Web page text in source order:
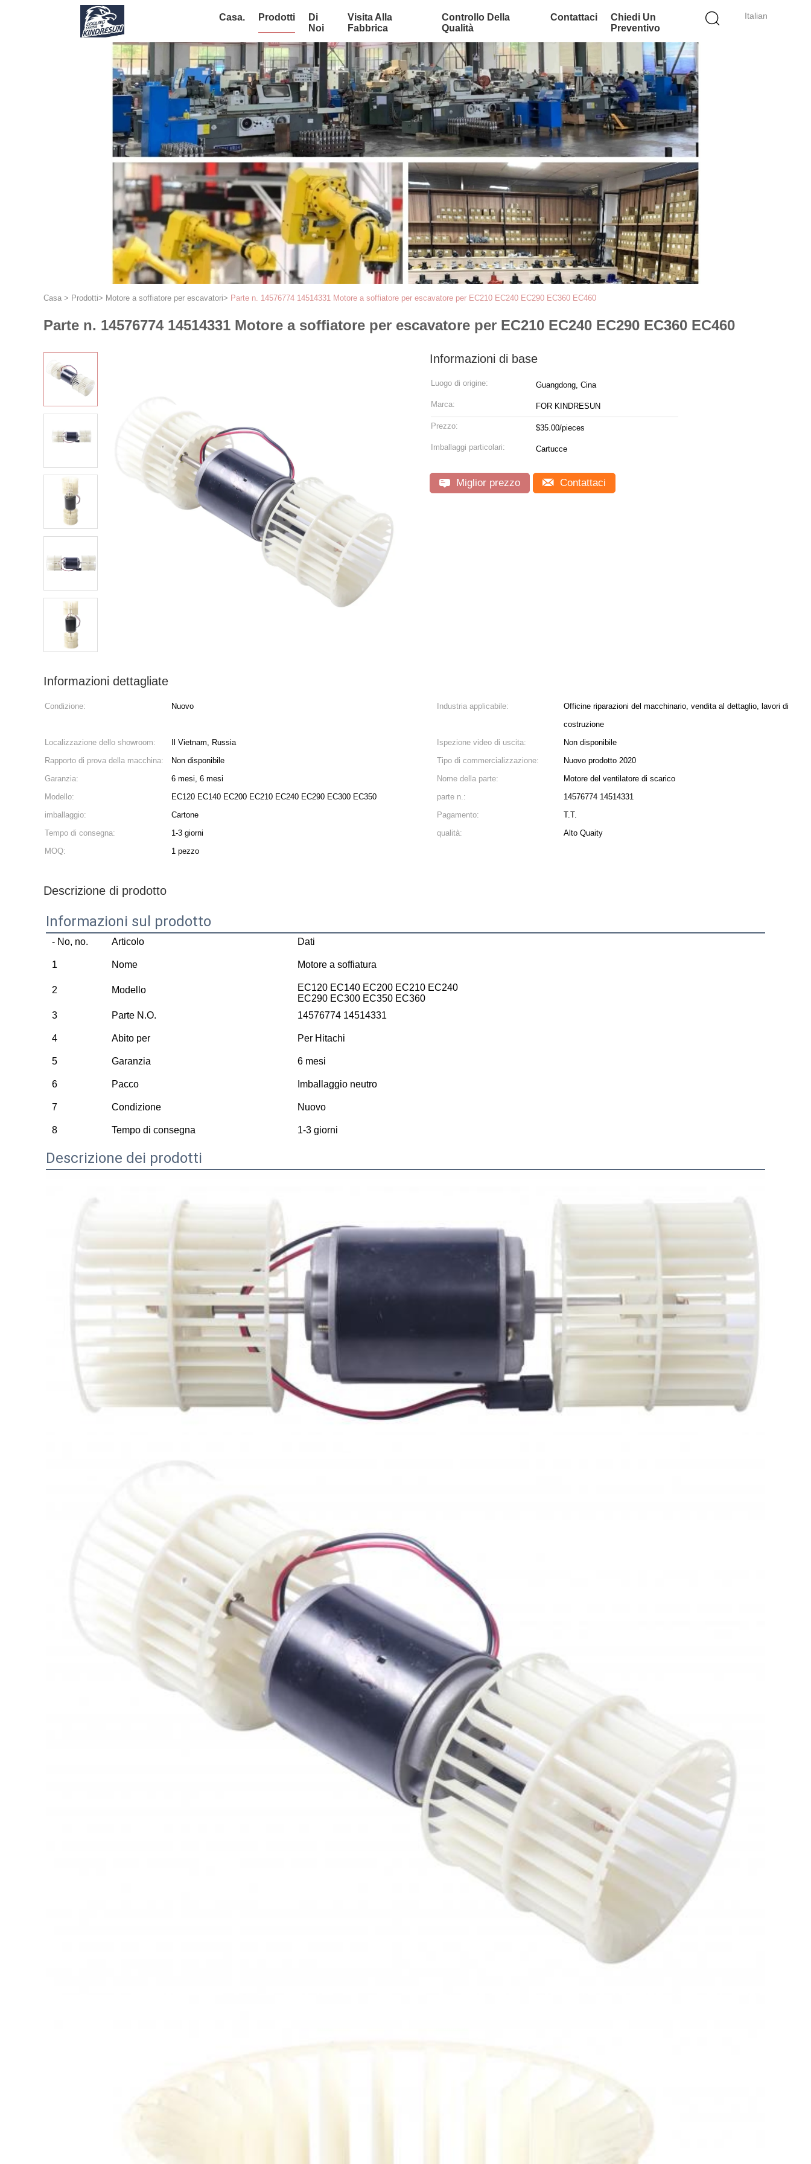
Italian
Casa. Prodotti
Di
Noi
Visita Alla
Fabbrica
Controllo Della
Qualità
Contattaci
Chiedi Un
Preventivo
Casa > Prodotti> Motore a soffiatore per escavatori> Parte n. 14576774 14514331 Motore a soffiatore per escavatore per EC210 EC240 EC290 EC360 EC460
Parte n. 14576774 14514331 Motore a soffiatore per escavatore per EC210 EC240 EC290 EC360 EC460
Informazioni di base
Luogo di origine: Guangdong, Cina
Marca: FOR KINDRESUN
Prezzo: $35.00/pieces
Imballaggi particolari: Cartucce
Miglior prezzo Contattaci
Informazioni dettagliate
Condizione: Nuovo Industria applicabile:
Officine riparazioni del macchinario, vendita al dettaglio, lavori di
costruzione
Localizzazione dello showroom:
Il Vietnam, Russia Ispezione video di uscita:
Non disponibile
Rapporto di prova della macchina:
Non disponibile Tipo di commercializzazione:
Nuovo prodotto 2020
Garanzia:
6 mesi, 6 mesi Nome della parte:
Motore del ventilatore di scarico
Modello:
EC120 EC140 EC200 EC210 EC240 EC290 EC300 EC350 parte n.:
14576774 14514331
imballaggio:
Cartone Pagamento:
T.T.
Tempo di consegna:
1-3 giorni qualità:
Alto Quaity
MOQ:
1 pezzo
Descrizione di prodotto
Informazioni sul prodotto
- No, no. Articolo Dati
1 Nome Motore a soffiatura
2 Modello
EC120 EC140 EC200 EC210 EC240
EC290 EC300 EC350 EC360
3
Parte N.O. 14576774 14514331
4 Abito per Per Hitachi
5 Garanzia 6 mesi
6 Pacco Imballaggio neutro
7 Condizione Nuovo
8 Tempo di consegna 1-3 giorni
Descrizione dei prodotti